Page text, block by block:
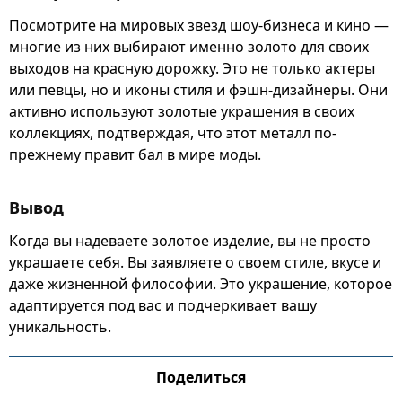
Посмотрите на мировых звезд шоу-бизнеса и кино —
многие из них выбирают именно золото для своих
выходов на красную дорожку. Это не только актеры
или певцы, но и иконы стиля и фэшн-дизайнеры. Они
активно используют золотые украшения в своих
коллекциях, подтверждая, что этот металл по-
прежнему правит бал в мире моды.
Вывод
Когда вы надеваете золотое изделие, вы не просто
украшаете себя. Вы заявляете о своем стиле, вкусе и
даже жизненной философии. Это украшение, которое
адаптируется под вас и подчеркивает вашу
уникальность.
Поделиться